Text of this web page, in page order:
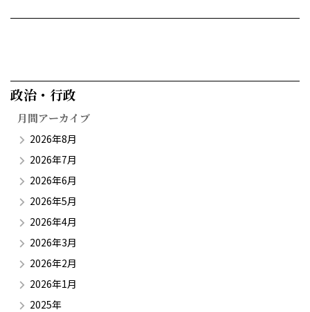
政治・行政​
月間アーカイブ
2026年8月
2026年7月
2026年6月
2026年5月
2026年4月
2026年3月
2026年2月
2026年1月
2025年